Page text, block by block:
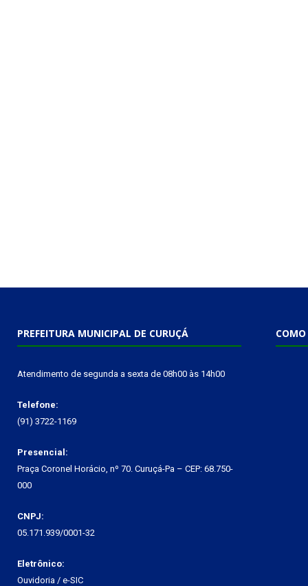
PREFEITURA MUNICIPAL DE CURUÇÁ
Atendimento de segunda a sexta de 08h00 às 14h00
Telefone:
(91) 3722-1169
Presencial:
Praça Coronel Horácio, nº 70. Curuçá-Pa – CEP: 68.750-
000
CNPJ:
05.171.939/0001-32
Eletrônico:
Ouvidoria / e-SIC
COMO